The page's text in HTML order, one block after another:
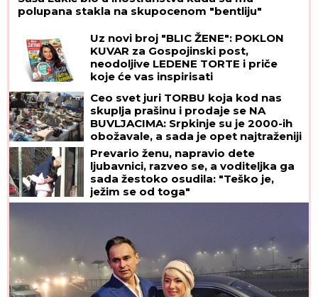
polupana stakla na skupocenom "bentliju"
Uz novi broj "BLIC ŽENE": POKLON
KUVAR za Gospojinski post,
neodoljive LEDENE TORTE i priče
koje će vas inspirisati
Ceo svet juri TORBU koja kod nas
skuplja prašinu i prodaje se NA
BUVLJACIMA: Srpkinje su je 2000-ih
obožavale, a sada je opet najtraženiji
komad!
Prevario ženu, napravio dete
ljubavnici, razveo se, a voditeljka ga
sada žestoko osudila: "Teško je,
ježim se od toga"